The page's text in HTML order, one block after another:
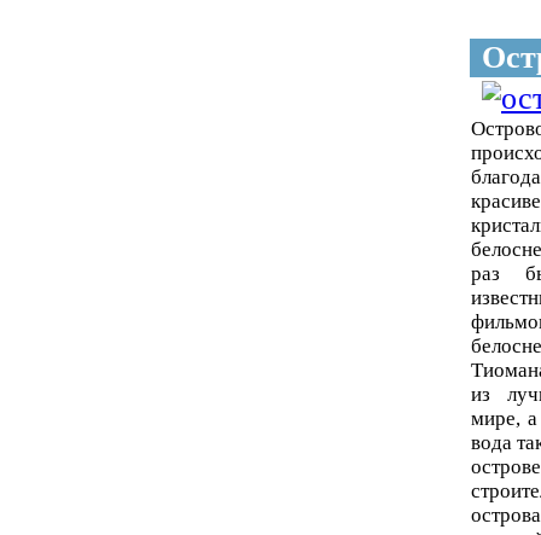
раз
из
мире, а
вода